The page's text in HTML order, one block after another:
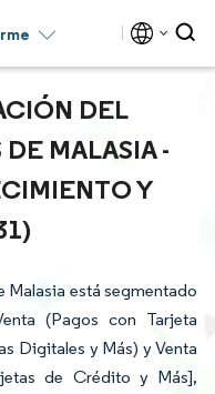
DEL
MALASIA -
Y
Malasia está segmentado
(Pagos con Tarjeta
Digitales y Más) y Venta
de Crédito y Más],